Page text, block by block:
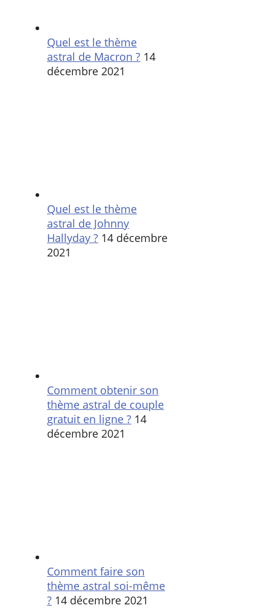
Quel est le thème
astral de Macron ? 14
décembre 2021
Quel est le thème
astral de Johnny
Hallyday ? 14 décembre
2021
Comment obtenir son
thème astral de couple
gratuit en ligne ? 14
décembre 2021
Comment faire son
thème astral soi-même
? 14 décembre 2021